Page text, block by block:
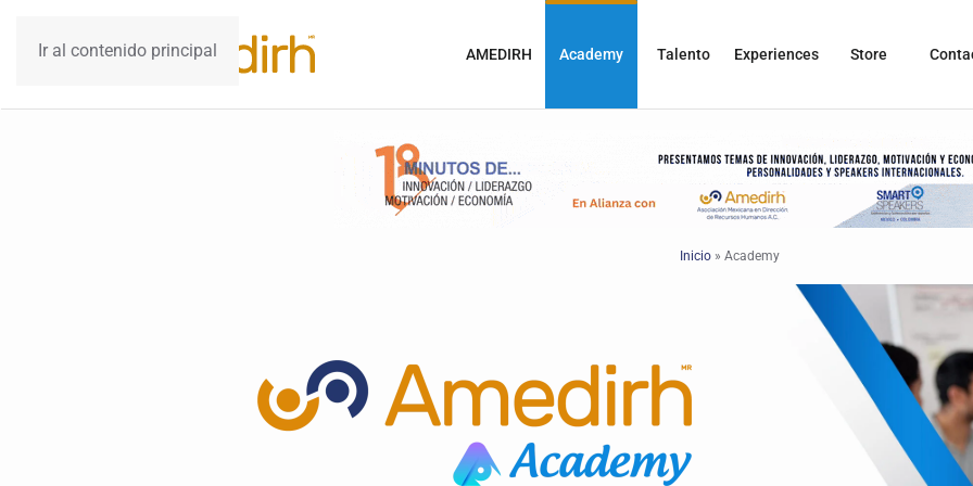
Ir al contenido principal AMEDIRH Academy Talento Experiences Store
Inicio » Academy